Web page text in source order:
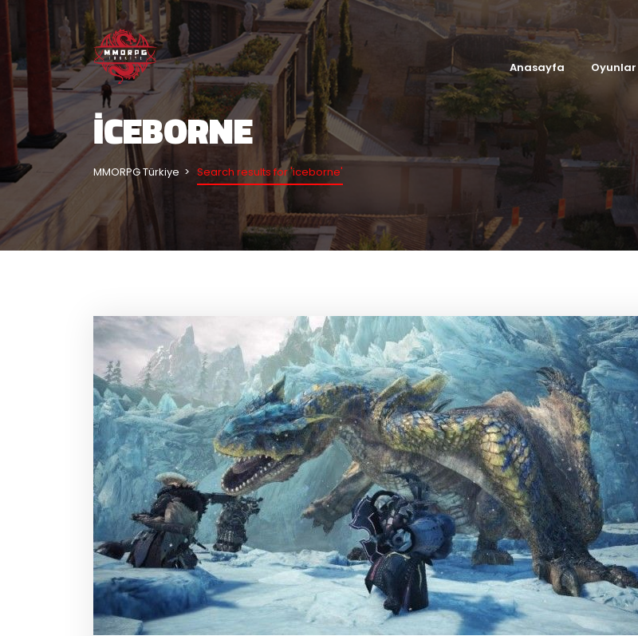
Anasayfa Oyunlar
ICEBORNE
MMORPG Türkiye Search results for 'iceborne'